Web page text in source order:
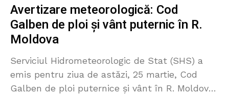
Avertizare meteorologică: Cod
Galben de ploi și vânt puternic în R.
Moldova
Serviciul Hidrometeorologic de Stat (SHS) a
emis pentru ziua de astăzi, 25 martie, Cod
Galben de ploi puternice și vânt în R. Moldova.